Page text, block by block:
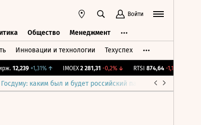
Войти
Общество Менеджмент
Инновации и технологии Техуспех
12,239 +1,31%↑ IMOEX 2 281,31 -0,2%↓ RTSI 874,64 -1,12%
каким был и будет российский парламент